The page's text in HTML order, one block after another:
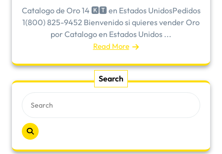
Catalogo de Oro 14 🅺🆃 en Estados UnidosPedidos
1(800) 825-9452 Bienvenido si quieres vender Oro
por Catalogo en Estados Unidos ...
Read More
Search